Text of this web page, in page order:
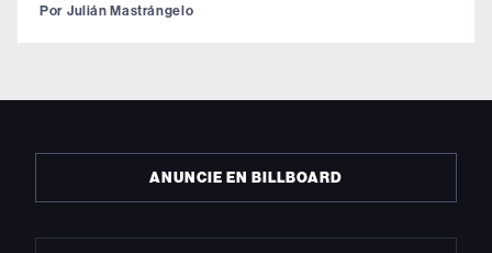
Por Julián Mastrángelo
ANUNCIE EN BILLBOARD